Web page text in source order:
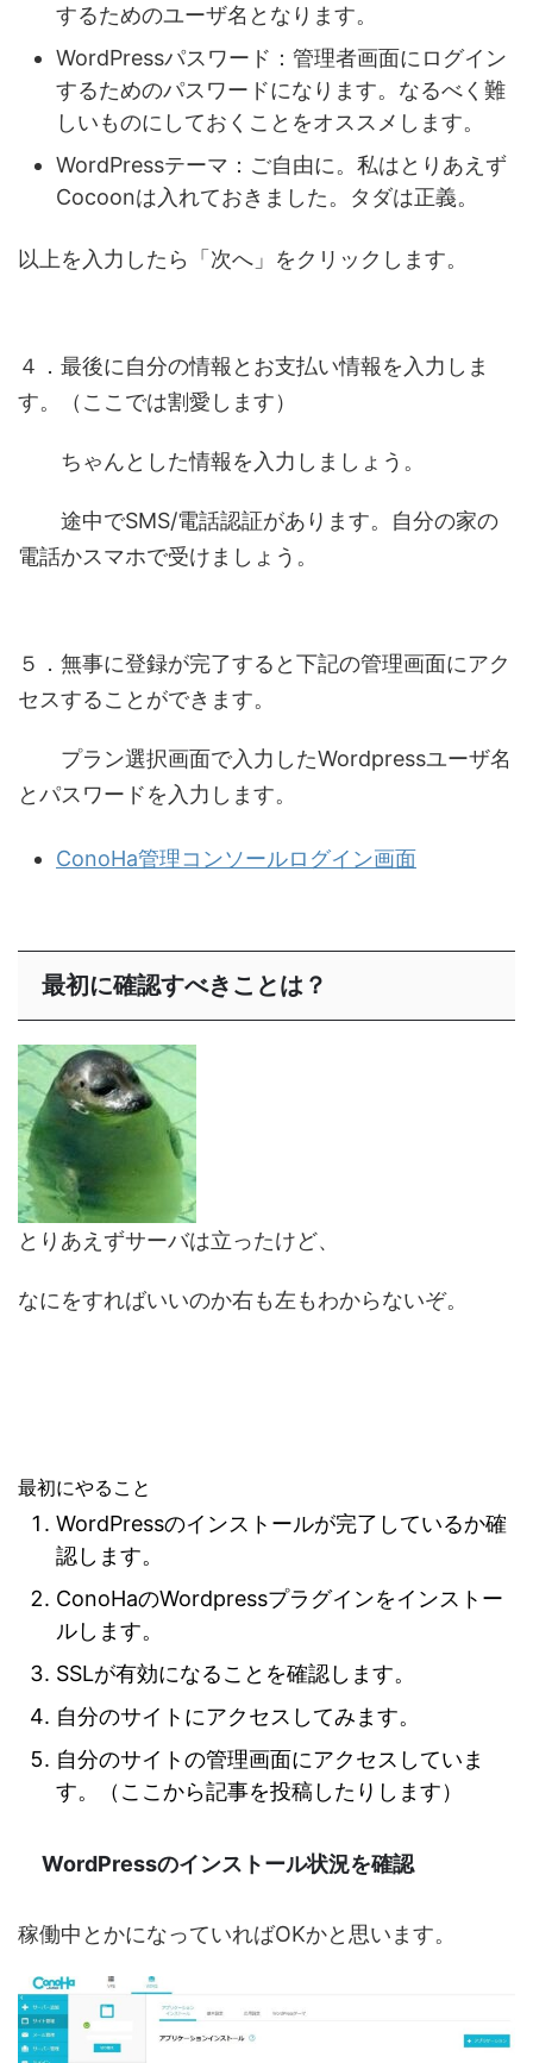
するためのユーザ名となります。
WordPressパスワード ：管理者画面にログイン
するためのパスワードになります。なるべく難
しいものにしておくことをオススメします。
WordPressテーマ ：ご自由に。私はとりあえず
Cocoonは入れておきました。 タダは正義。
以上を入力したら「次へ」をクリックします。
４．最後に自分の情報とお支払い情報を入力しま
す。（ここでは割愛します）
ちゃんとした情報を入力しましょう。
途中でSMS/電話認証があります。自分の家の
電話かスマホで受けましょう。
５．無事に登録が完了すると下記の管理画面にアク
セスすることができます。
プラン選択画面で入力したWordpressユーザ名
とパスワードを入力します。
ConoHa管理コンソールログイン画面
最初に確認すべきことは？
とりあえずサーバは立ったけど、
なにをすればいいのか右も左もわからないぞ。
最初にやること
WordPressのインストールが完了しているか確
認します。
ConoHaのWordpressプラグインをインストー
ルします。
SSLが有効になることを確認します。
自分のサイトにアクセスしてみます。
自分のサイトの管理画面にアクセスしていま
す。（ここから記事を投稿したりします）
WordPressのインストール状況を確認
稼働中とかになっていればOKかと思います。